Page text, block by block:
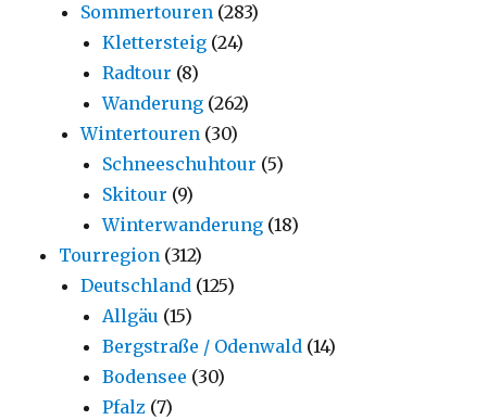
Sommertouren (283)
Klettersteig (24)
Radtour (8)
Wanderung (262)
Wintertouren (30)
Schneeschuhtour (5)
Skitour (9)
Winterwanderung (18)
Tourregion (312)
Deutschland (125)
Allgäu (15)
Bergstraße / Odenwald (14)
Bodensee (30)
Pfalz (7)